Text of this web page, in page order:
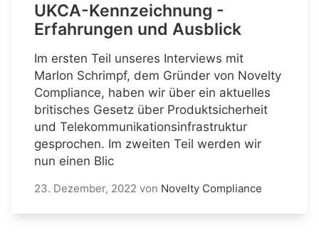
UKCA-Kennzeichnung -
Erfahrungen und Ausblick
Im ersten Teil unseres Interviews mit
Marlon Schrimpf, dem Gründer von Novelty
Compliance, haben wir über ein aktuelles
britisches Gesetz über Produktsicherheit
und Telekommunikationsinfrastruktur
gesprochen. Im zweiten Teil werden wir
nun einen Blic
23. Dezember, 2022 von Novelty Compliance